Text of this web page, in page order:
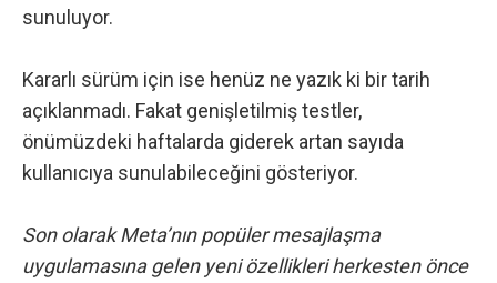
sunuluyor.
Kararlı sürüm için ise henüz ne yazık ki bir tarih
açıklanmadı. Fakat genişletilmiş testler,
önümüzdeki haftalarda giderek artan sayıda
kullanıcıya sunulabileceğini gösteriyor.
Son olarak Meta’nın popüler mesajlaşma
uygulamasına gelen yeni özellikleri herkesten önce